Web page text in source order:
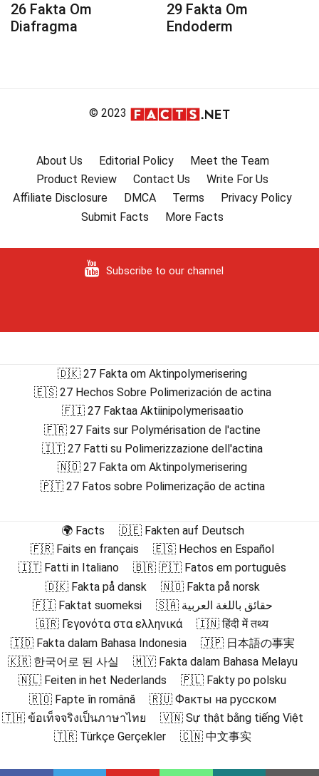
26 Fakta Om
Diafragma
29 Fakta Om
Endoderm
© 2023
About Us Editorial Policy
Meet the Team
Product Review
Contact Us
Write For Us
Affiliate Disclosure
DMCA Terms
Privacy Policy
Submit Facts
More Facts
Subscribe to our channel
🇩🇰 27 Fakta om Aktinpolymerisering
🇪🇸 27 Hechos Sobre Polimerización de actina
🇫🇮 27 Faktaa Aktiinipolymerisaatio
🇫🇷 27 Faits sur Polymérisation de l'actine
🇮🇹 27 Fatti su Polimerizzazione dell'actina
🇳🇴 27 Fakta om Aktinpolymerisering
🇵🇹 27 Fatos sobre Polimerização de actina
🌍 Facts
🇩🇪 Fakten auf Deutsch
🇫🇷 Faits en français
🇪🇸 Hechos en Español
🇮🇹 Fatti in Italiano
🇧🇷 🇵🇹 Fatos em português
🇩🇰 Fakta på dansk
🇳🇴 Fakta på norsk
🇫🇮 Faktat suomeksi
🇸🇦 حقائق باللغة العربية
🇬🇷 Γεγονότα στα ελληνικά
🇮🇳 हिंदी में तथ्य
🇮🇩 Fakta dalam Bahasa Indonesia
🇯🇵 日本語の事実
🇰🇷 한국어로 된 사실
🇲🇾 Fakta dalam Bahasa Melayu
🇳🇱 Feiten in het Nederlands
🇵🇱 Fakty po polsku
🇷🇴 Fapte în română
🇷🇺 Факты на русском
🇹🇭 ข้อเท็จจริงเป็นภาษาไทย
🇻🇳 Sự thật bằng tiếng Việt
🇹🇷 Türkçe Gerçekler
🇨🇳 中文事实